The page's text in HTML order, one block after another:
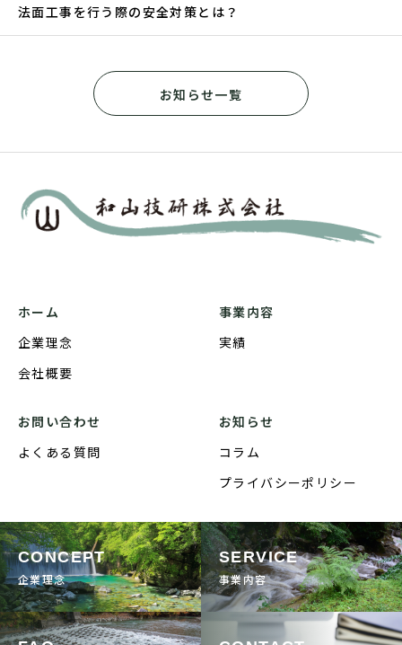
法面工事を行う際の安全対策とは？
お知らせ一覧
ホーム
企業理念
会社概要
事業内容
実績
お問い合わせ
よくある質問
お知らせ
コラム
プライバシーポリシー
CONCEPT
企業理念
SERVICE
事業内容